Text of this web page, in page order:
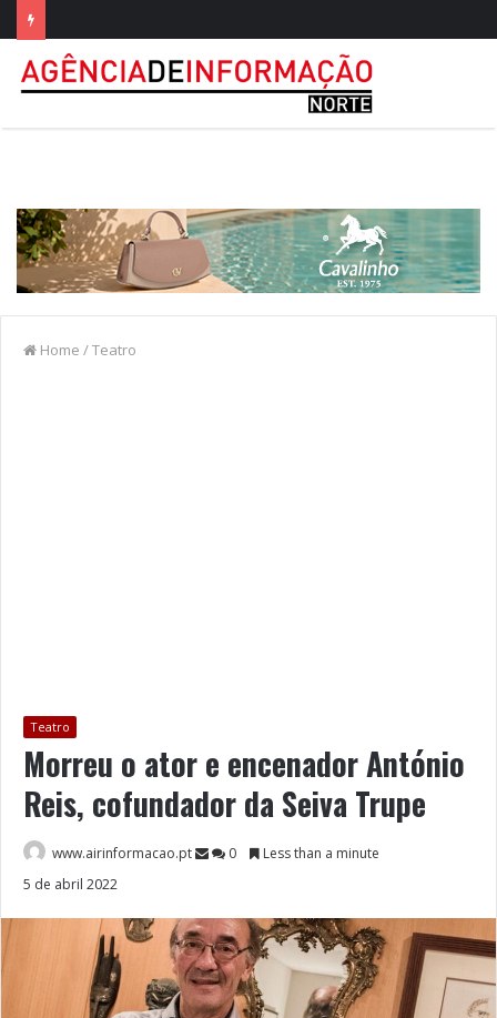
Home /Teatro
Teatro
Morreu o ator e encenador António
Reis, cofundador da Seiva Trupe
www.airinformacao.pt 0
Less than a minute
5 de abril 2022